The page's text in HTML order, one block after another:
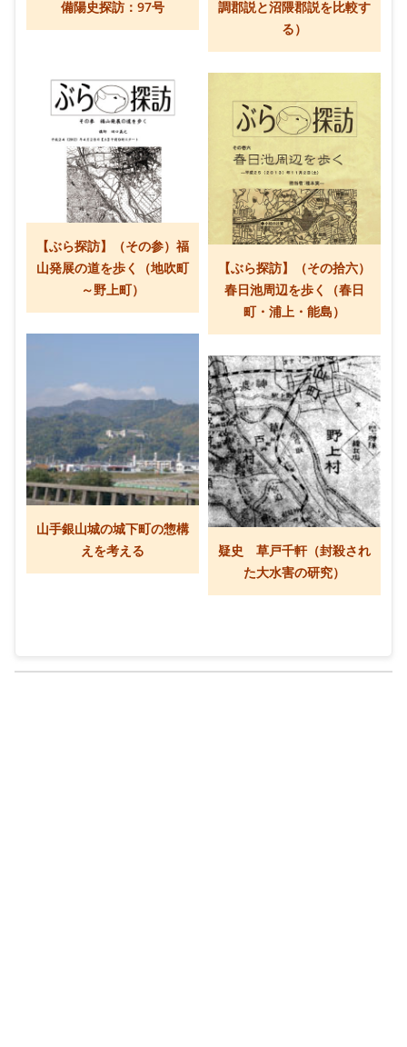
調郡説と沼隈郡説を比較す
る）
備陽史探訪：97号
【ぶら探訪】（その参）福
山発展の道を歩く（地吹町
～野上町）
【ぶら探訪】（その拾六）
春日池周辺を歩く（春日
町・浦上・能島）
山手銀山城の城下町の惣構
えを考える
疑史 草戸千軒（封殺され
た大水害の研究）